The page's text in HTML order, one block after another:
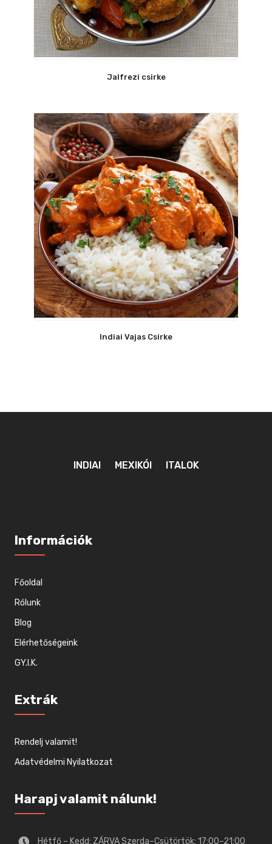
Jalfrezi csirke
Indiai Vajas Csirke
INDIAI MEXIKÓI ITALOK
Információk
Főoldal
Rólunk
Blog
Elérhetőségeink
GY.I.K.
Extrák
Rendelj valamit!
Adatvédelmi Nyilatkozat
Harapj valamit nálunk!
Hétfő – Kedd: ZÁRVA Szerda–Csütörtök: 17:00–21:00